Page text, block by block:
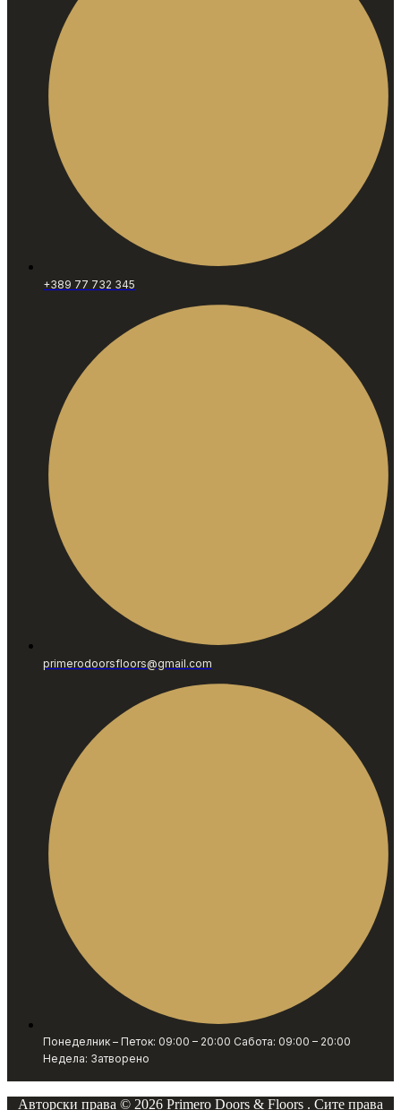
+389 77 732 345
primerodoorsfloors@gmail.com
Понеделник – Петок: 09:00 – 20:00 Сабота: 09:00 – 20:00
Недела: Затворено
Авторски права © 2026 Primero Doors & Floors . Сите права